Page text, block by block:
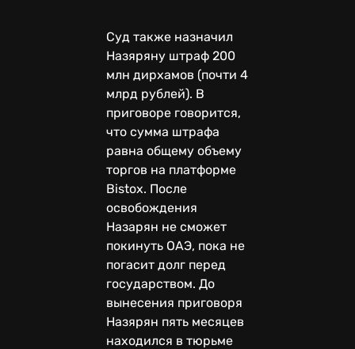
Суд также назначил
Назяряну штраф 200
млн дирхамов (почти 4
млрд рублей). В
приговоре говорится,
что сумма штрафа
равна общему объему
торгов на платформе
Bistox. После
освобождения
Назарян не сможет
покинуть ОАЭ, пока не
погасит долг перед
государством. До
вынесения приговоря
Назярян пять месяцев
находился в тюрьме